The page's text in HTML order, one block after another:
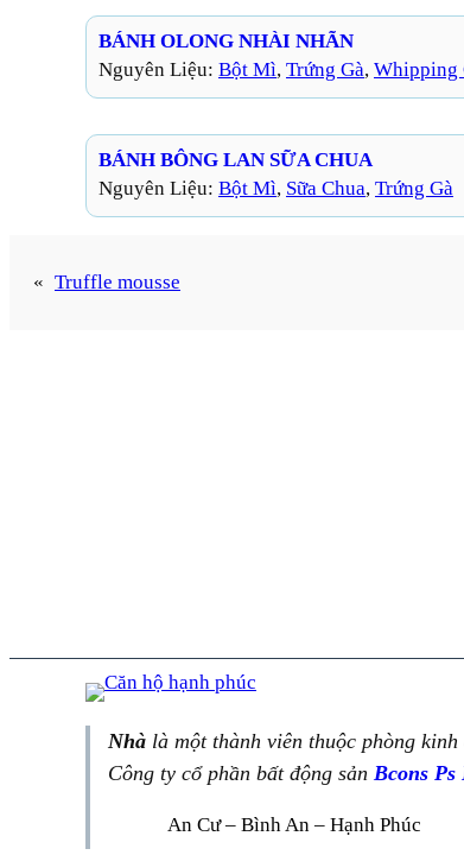
BÁNH OLONG NHÀI NHÃN
Nguyên Liệu: Bột Mì, Trứng Gà, Whipping
BÁNH BÔNG LAN SỮA CHUA
Nguyên Liệu: Bột Mì, Sữa Chua, Trứng Gà
« Truffle mousse
Nhà là một thành viên thuộc phòng kinh
Công ty cổ phần bất động sản Bcons Ps
An Cư – Bình An – Hạnh Phúc